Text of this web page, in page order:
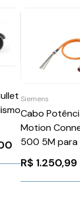
Siemens
Cabo
Motion
500 5M para
Siemens
R$ 1.250,99